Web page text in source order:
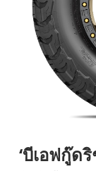
‘บีเอฟกู๊ด